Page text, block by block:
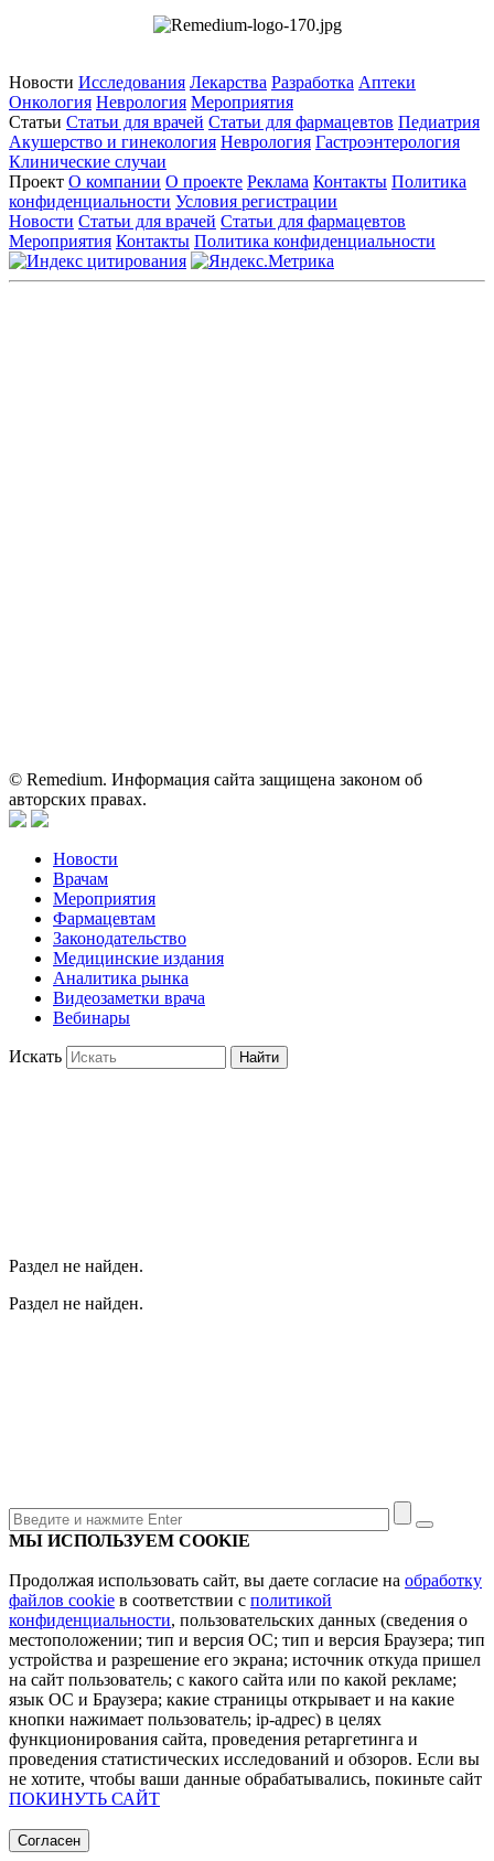
Новости Исследования Лекарства Разработка Аптеки
Онкология Неврология Мероприятия
Статьи Статьи для врачей Статьи для фармацевтов Педиатрия
Акушерство и гинекология Неврология Гастроэнтерология
Клинические случаи
Проект О компании О проекте Реклама Контакты Политика
конфиденциальности Условия регистрации
Новости Статьи для врачей Статьи для фармацевтов
Мероприятия Контакты Политика конфиденциальности
© Remedium. Информация сайта защищена законом об
авторских правах.
Новости
Врачам
Мероприятия
Фармацевтам
Законодательство
Медицинские издания
Аналитика рынка
Видеозаметки врача
Вебинары
Искать Найти
Раздел не найден.
Раздел не найден.
МЫ ИСПОЛЬЗУЕМ COOKIE
Продолжая использовать сайт, вы даете согласие на обработку
файлов cookie в соответствии с политикой
конфиденциальности, пользовательских данных (сведения о
местоположении; тип и версия ОС; тип и версия Браузера; тип
устройства и разрешение его экрана; источник откуда пришел
на сайт пользователь; с какого сайта или по какой рекламе;
язык ОС и Браузера; какие страницы открывает и на какие
кнопки нажимает пользователь; ip-адрес) в целях
функционирования сайта, проведения ретаргетинга и
проведения статистических исследований и обзоров. Если вы
не хотите, чтобы ваши данные обрабатывались, покиньте сайт
ПОКИНУТЬ САЙТ
Согласен